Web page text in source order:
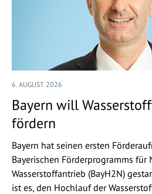
6. AUGUST 2026
Bayern will
fördern
Bayern hat seinen ersten
Bayerischen Förderprogramms für
Wasserstoffantrieb (BayH2N)
ist es, den Hochlauf der